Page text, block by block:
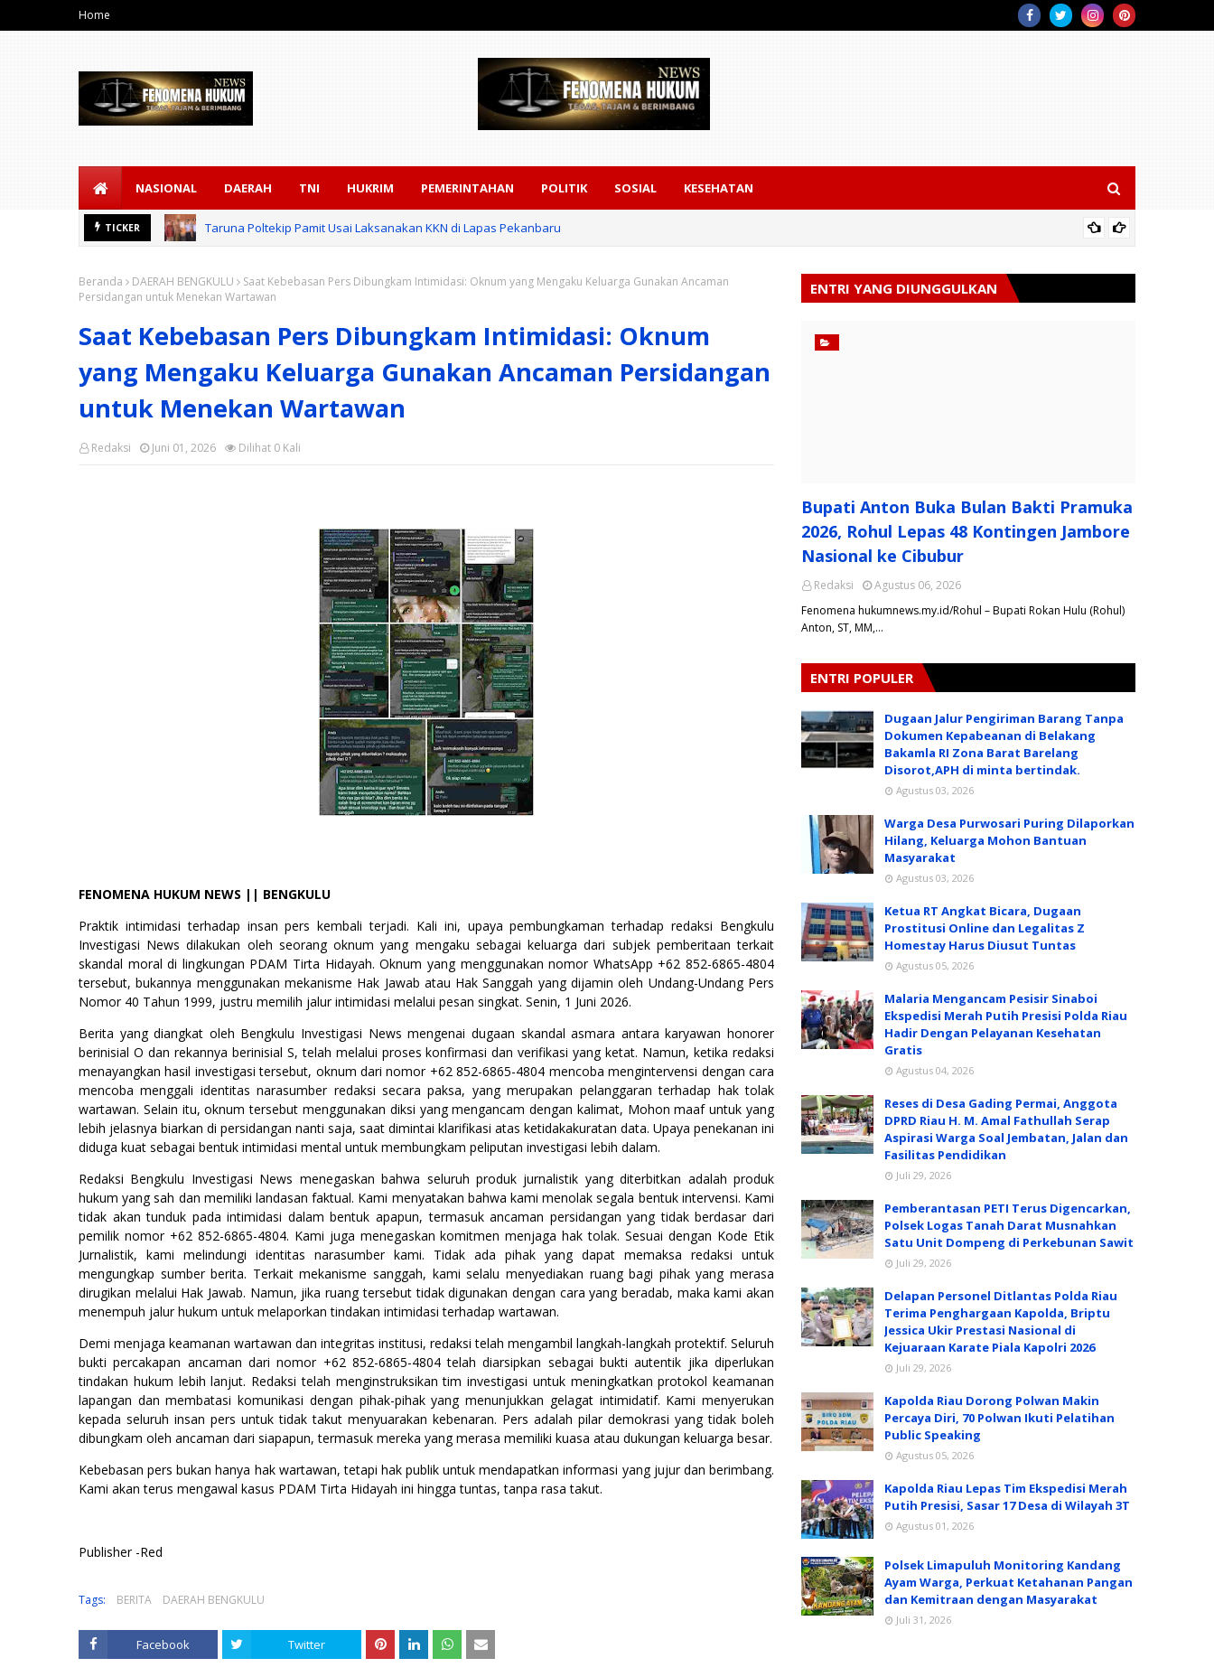
Home
NASIONAL DAERAH TNI HUKRIM PEMERINTAHAN POLITIK SOSIAL KESEHATAN
TICKER Taruna Poltekip Pamit Usai Laksanakan KKN di Lapas Pekanbaru
Beranda DAERAH BENGKULU
Saat Kebebasan Pers Dibungkam Intimidasi: Oknum yang Mengaku Keluarga Gunakan Ancaman
Persidangan untuk Menekan Wartawan
Saat Kebebasan Pers Dibungkam Intimidasi: Oknum
yang Mengaku Keluarga Gunakan Ancaman Persidangan
untuk Menekan Wartawan
Redaksi Dilihat 0 Kali
Juni 01, 2026
FENOMENA HUKUM NEWS || BENGKULU
Praktik intimidasi terhadap insan pers kembali terjadi. Kali ini, upaya pembungkaman terhadap redaksi Bengkulu
Investigasi News dilakukan oleh seorang oknum yang mengaku sebagai keluarga dari subjek pemberitaan terkait
skandal moral di lingkungan PDAM Tirta Hidayah. Oknum yang menggunakan nomor WhatsApp +62 852-6865-4804
tersebut, bukannya menggunakan mekanisme Hak Jawab atau Hak Sanggah yang dijamin oleh Undang-Undang Pers
Nomor 40 Tahun 1999, justru memilih jalur intimidasi melalui pesan singkat. Senin, 1 Juni 2026.
Berita yang diangkat oleh Bengkulu Investigasi News mengenai dugaan skandal asmara antara karyawan honorer
berinisial O dan rekannya berinisial S, telah melalui proses konfirmasi dan verifikasi yang ketat. Namun, ketika redaksi
menayangkan hasil investigasi tersebut, oknum dari nomor +62 852-6865-4804 mencoba mengintervensi dengan cara
mencoba menggali identitas narasumber redaksi secara paksa, yang merupakan pelanggaran terhadap hak tolak
wartawan. Selain itu, oknum tersebut menggunakan diksi yang mengancam dengan kalimat, Mohon maaf untuk yang
lebih jelasnya biarkan di persidangan nanti saja, saat dimintai klarifikasi atas ketidakakuratan data. Upaya penekanan ini
diduga kuat sebagai bentuk intimidasi mental untuk membungkam peliputan investigasi lebih dalam.
Redaksi Bengkulu Investigasi News menegaskan bahwa seluruh produk jurnalistik yang diterbitkan adalah produk
hukum yang sah dan memiliki landasan faktual. Kami menyatakan bahwa kami menolak segala bentuk intervensi. Kami
tidak akan tunduk pada intimidasi dalam bentuk apapun, termasuk ancaman persidangan yang tidak berdasar dari
pemilik nomor +62 852-6865-4804. Kami juga menegaskan komitmen menjaga hak tolak. Sesuai dengan Kode Etik
Jurnalistik, kami melindungi identitas narasumber kami. Tidak ada pihak yang dapat memaksa redaksi untuk
mengungkap sumber berita. Terkait mekanisme sanggah, kami selalu menyediakan ruang bagi pihak yang merasa
dirugikan melalui Hak Jawab. Namun, jika ruang tersebut tidak digunakan dengan cara yang beradab, maka kami akan
menempuh jalur hukum untuk melaporkan tindakan intimidasi terhadap wartawan.
Demi menjaga keamanan wartawan dan integritas institusi, redaksi telah mengambil langkah-langkah protektif. Seluruh
bukti percakapan ancaman dari nomor +62 852-6865-4804 telah diarsipkan sebagai bukti autentik jika diperlukan
tindakan hukum lebih lanjut. Redaksi telah menginstruksikan tim investigasi untuk meningkatkan protokol keamanan
lapangan dan membatasi komunikasi dengan pihak-pihak yang menunjukkan gelagat intimidatif. Kami menyerukan
kepada seluruh insan pers untuk tidak takut menyuarakan kebenaran. Pers adalah pilar demokrasi yang tidak boleh
dibungkam oleh ancaman dari siapapun, termasuk mereka yang merasa memiliki kuasa atau dukungan keluarga besar.
Kebebasan pers bukan hanya hak wartawan, tetapi hak publik untuk mendapatkan informasi yang jujur dan berimbang.
Kami akan terus mengawal kasus PDAM Tirta Hidayah ini hingga tuntas, tanpa rasa takut.
Publisher -Red
Tags: BERITA DAERAH BENGKULU
Facebook Twitter
ENTRI YANG DIUNGGULKAN
Bupati Anton Buka Bulan Bakti Pramuka
2026, Rohul Lepas 48 Kontingen Jambore
Nasional ke Cibubur
Redaksi
Agustus 06, 2026
​Fenomena hukumnews.my.id/Rohul – Bupati Rokan Hulu (Rohul)
Anton, ST, MM,…
ENTRI POPULER
Dugaan Jalur Pengiriman Barang Tanpa
Dokumen Kepabeanan di Belakang
Bakamla RI Zona Barat Barelang
Disorot,APH di minta bertindak.
Agustus 03, 2026
Warga Desa Purwosari Puring Dilaporkan
Hilang, Keluarga Mohon Bantuan
Masyarakat
Agustus 03, 2026
Ketua RT Angkat Bicara, Dugaan
Prostitusi Online dan Legalitas Z
Homestay Harus Diusut Tuntas
Agustus 05, 2026
Malaria Mengancam Pesisir Sinaboi
Ekspedisi Merah Putih Presisi Polda Riau
Hadir Dengan Pelayanan Kesehatan
Gratis
Agustus 04, 2026
Reses di Desa Gading Permai, Anggota
DPRD Riau H. M. Amal Fathullah Serap
Aspirasi Warga Soal Jembatan, Jalan dan
Fasilitas Pendidikan
Juli 29, 2026
Pemberantasan PETI Terus Digencarkan,
Polsek Logas Tanah Darat Musnahkan
Satu Unit Dompeng di Perkebunan Sawit
Juli 29, 2026
Delapan Personel Ditlantas Polda Riau
Terima Penghargaan Kapolda, Briptu
Jessica Ukir Prestasi Nasional di
Kejuaraan Karate Piala Kapolri 2026
Juli 29, 2026
Kapolda Riau Dorong Polwan Makin
Percaya Diri, 70 Polwan Ikuti Pelatihan
Public Speaking
Agustus 05, 2026
Kapolda Riau Lepas Tim Ekspedisi Merah
Putih Presisi, Sasar 17 Desa di Wilayah 3T
Agustus 01, 2026
Polsek Limapuluh Monitoring Kandang
Ayam Warga, Perkuat Ketahanan Pangan
dan Kemitraan dengan Masyarakat
Juli 31, 2026